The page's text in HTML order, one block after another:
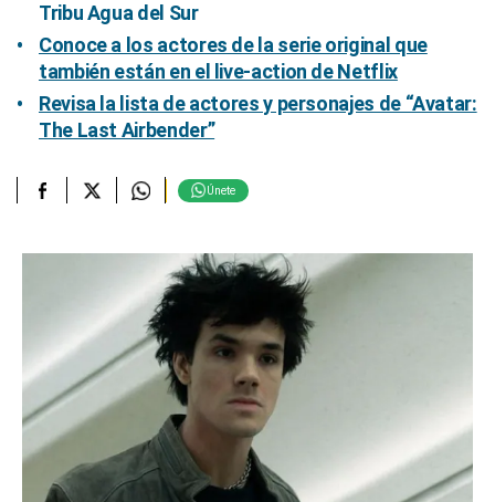
Tribu Agua del Sur
Conoce a los actores de la serie original que
también están en el live-action de Netflix
Revisa la lista de actores y personajes de “Avatar:
The Last Airbender”
Únete